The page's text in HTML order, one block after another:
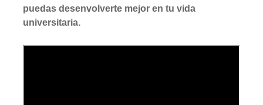
puedas desenvolverte mejor en tu vida
universitaria.